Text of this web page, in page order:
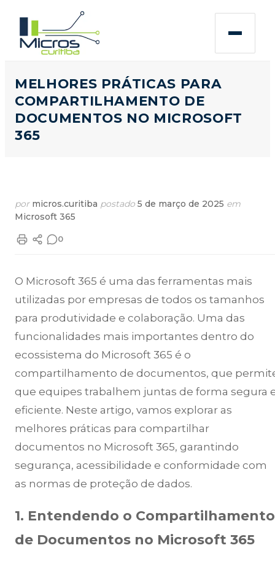
MELHORES PRÁTICAS PARA
COMPARTILHAMENTO DE
DOCUMENTOS NO MICROSOFT
365
por micros.curitiba postado 5 de março de 2025 em
Microsoft 365
0
O Microsoft 365 é uma das ferramentas mais
utilizadas por empresas de todos os tamanhos
para produtividade e colaboração. Uma das
funcionalidades mais importantes dentro do
ecossistema do Microsoft 365 é o
compartilhamento de documentos, que
que equipes trabalhem juntas de forma segura
eficiente. Neste artigo, vamos explorar as
melhores práticas para compartilhar
documentos no Microsoft 365, garantindo
segurança, acessibilidade e conformidade com
as normas de proteção de dados.
1. Entendendo o Compartilhamento
de Documentos no Microsoft 365